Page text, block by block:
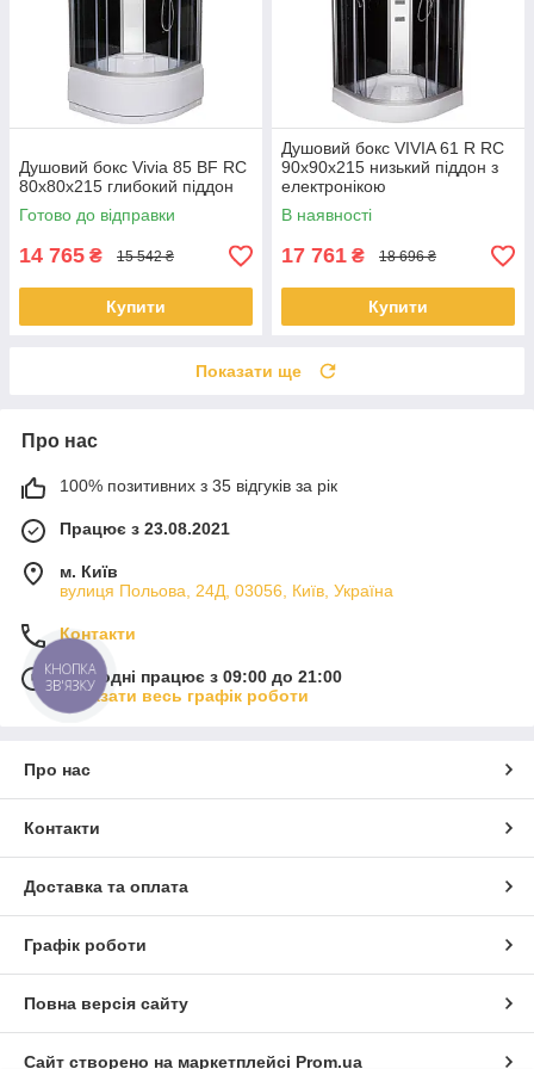
Душовий бокс Vivia 85 BF RC
80х80х215 глибокий піддон
Готово до відправки
14 765 ₴ 15 542 ₴
Купити
Душовий бокс VIVIA 61 R RC
90х90х215 низький піддон з
електронікою
В наявності
17 761 ₴ 18 696 ₴
Купити
Показати ще
Про нас
100% позитивних з 35 відгуків за рік
Працює з 23.08.2021
м. Київ
вулиця Польова, 24Д, 03056, Київ, Україна
Контакти
Сьогодні працює з 09:00 до 21:00
Показати весь графік роботи
Про нас
Контакти
Доставка та оплата
Графік роботи
Повна версія сайту
Сайт створено на маркетплейсі Prom.ua
КНОПКА
ЗВ'ЯЗКУ